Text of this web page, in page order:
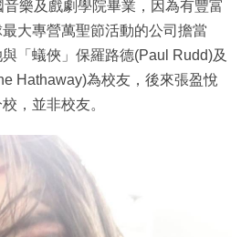
樂及戲劇學院畢業，因為有豐富
大專營萬聖節活動的公司擔當
「蟻俠」保羅路德(Paul Rudd)及
Hathaway)為校友，後來張盈悅
，並非校友。